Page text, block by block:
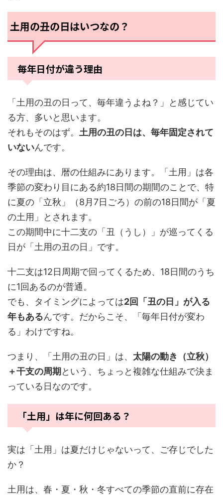
土用の丑の日はいつなの？
毎年日付が違う理由
「土用の丑の日って、毎年違うよね？」と感じてい
る方、多いと思います。
それもそのはず。 土用の丑の日は、毎年固定されて
いないんです。
その理由は、暦の仕組みにあります。「土用」は各
季節の変わり目にある約18日間の期間のことで、特
に夏の「立秋」（8月7日ごろ）の前の18日間が「夏
の土用」とされます。
この期間中に十二支の「丑（うし）」が巡ってくる
日が「土用の丑の日」です。
十二支は12日周期で回ってくるため、18日間のうち
に1回あるのが普通。
でも、タイミングによっては2回「丑の日」が入る
年もあるんです。だからこそ、「毎年日付が変わ
る」わけですね。
つまり、「土用の丑の日」は、 太陽の動き（立秋）
＋干支の周期という、ちょっと複雑な仕組みで決ま
っている日なのです。
「土用」は年に何回ある？
実は「土用」は夏だけじゃないって、ご存じでした
か？
土用は、春・夏・秋・冬すべての季節の直前に存在